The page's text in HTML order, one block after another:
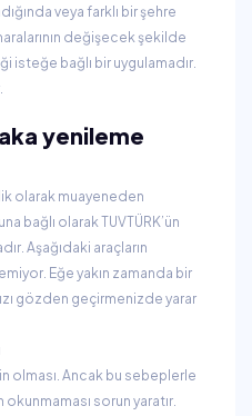
veya farklı bir şehre
değişecek şekilde
isteğe bağlı bir uygulamadır.
yenileme
olarak muayeneden
bağlı olarak TUVTÜRK’ün
Aşağıdaki araçların
Eğe yakın zamanda bir
gözden geçirmenizde yarar
olması. Ancak bu sebeplerle
okunmaması sorun yaratır.